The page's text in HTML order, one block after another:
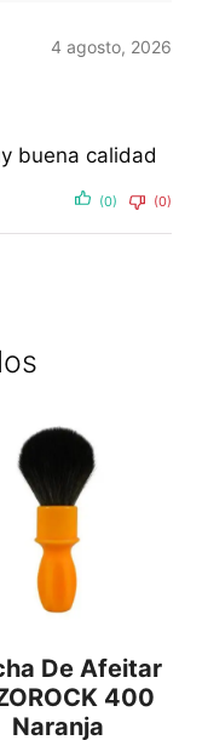
4 agosto, 2026
buena calidad
(0) (0)
De Afeitar
400
Naranja